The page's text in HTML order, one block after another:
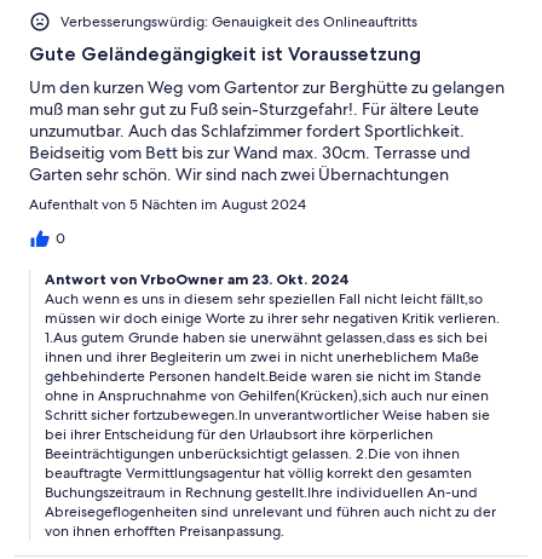
bei schlechten Wetter da der Ofen Abends alles wieder gut
macht. Gruß aus Sachsen
Verbesserungswürdig: Genauigkeit des Onlineauftritts
Gute Geländegängigkeit ist Voraussetzung
Um den kurzen Weg vom Gartentor zur Berghütte zu gelangen
muß man sehr gut zu Fuß sein-Sturzgefahr!. Für ältere Leute
unzumutbar. Auch das Schlafzimmer fordert Sportlichkeit.
Beidseitig vom Bett bis zur Wand max. 30cm. Terrasse und
Garten sehr schön. Wir sind nach zwei Übernachtungen
abgereist - fünf waren geplant und bezahlt.
Aufenthalt von 5 Nächten im August 2024
0
Antwort von VrboOwner am 23. Okt. 2024
Auch wenn es uns in diesem sehr speziellen Fall nicht leicht fällt,so
müssen wir doch einige Worte zu ihrer sehr negativen Kritik verlieren.
1.Aus gutem Grunde haben sie unerwähnt gelassen,dass es sich bei
ihnen und ihrer Begleiterin um zwei in nicht unerheblichem Maße
gehbehinderte Personen handelt.Beide waren sie nicht im Stande
ohne in Anspruchnahme von Gehilfen(Krücken),sich auch nur einen
Schritt sicher fortzubewegen.In unverantwortlicher Weise haben sie
bei ihrer Entscheidung für den Urlaubsort ihre körperlichen
Beeinträchtigungen unberücksichtigt gelassen. 2.Die von ihnen
beauftragte Vermittlungsagentur hat völlig korrekt den gesamten
Buchungszeitraum in Rechnung gestellt.Ihre individuellen An-und
Abreisegeflogenheiten sind unrelevant und führen auch nicht zu der
von ihnen erhofften Preisanpassung.